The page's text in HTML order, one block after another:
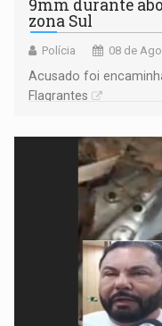
9mm durante
zona Sul
Polícia 08 de
Acusado foi
Flagrantes